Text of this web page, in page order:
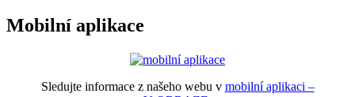
Mobilní aplikace
Sledujte informace z našeho webu v mobilní aplikaci –